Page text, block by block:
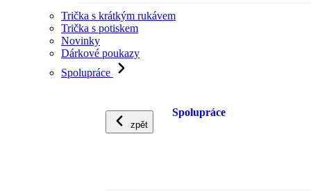
Trička s krátkým rukávem
Trička s potiskem
Novinky
Dárkové poukazy
Spolupráce
zpět
Spolupráce